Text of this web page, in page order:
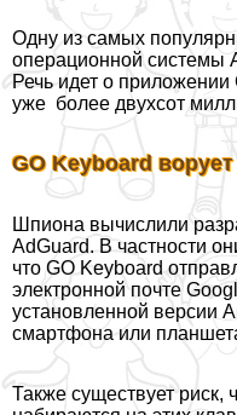
Одну из самых
операционной системы
Речь идет о приложении
уже более двухсот
GO Keyboard
Шпиона вычислили
AdGuard. В частности
что GO Keyboard
электронной почте
установленной версии
смартфона или
Также существует риск,